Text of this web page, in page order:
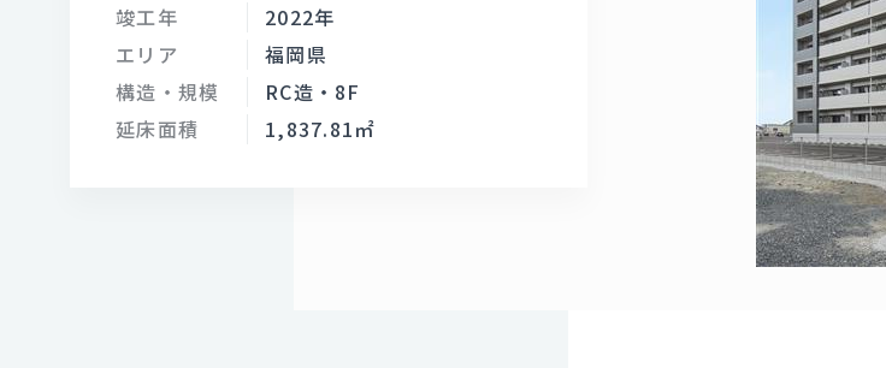
竣工年
2022年
エリア
福岡県
構造・規模
RC造・8F
延床面積
1,837.81㎡